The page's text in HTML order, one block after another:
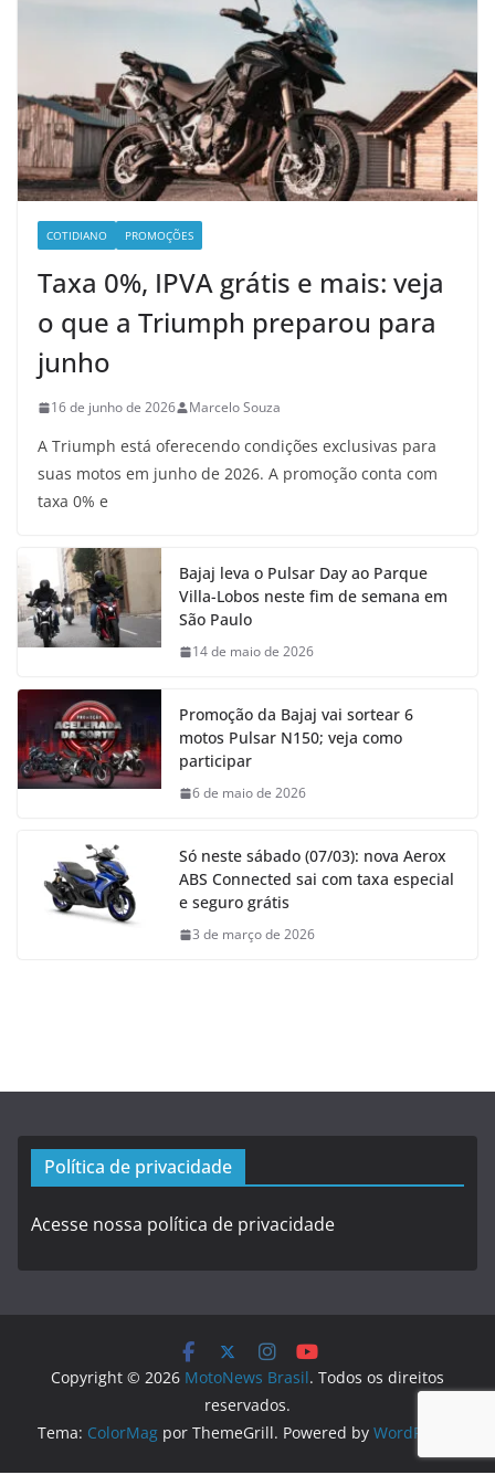
COTIDIANO PROMOÇÕES
Taxa 0%, IPVA grátis e mais: veja
o que a Triumph preparou para
junho
16 de junho de 2026 Marcelo Souza
A Triumph está oferecendo condições exclusivas para
suas motos em junho de 2026. A promoção conta com
taxa 0% e
Bajaj leva o Pulsar Day ao Parque
Villa-Lobos neste fim de semana em
São Paulo
14 de maio de 2026
Promoção da Bajaj vai sortear 6
motos Pulsar N150; veja como
participar
6 de maio de 2026
Só neste sábado (07/03): nova Aerox
ABS Connected sai com taxa especial
e seguro grátis
3 de março de 2026
Política de privacidade
Acesse nossa política de privacidade
Copyright © 2026 MotoNews Brasil. Todos os direitos
reservados.
Tema: ColorMag por ThemeGrill. Powered by WordPress